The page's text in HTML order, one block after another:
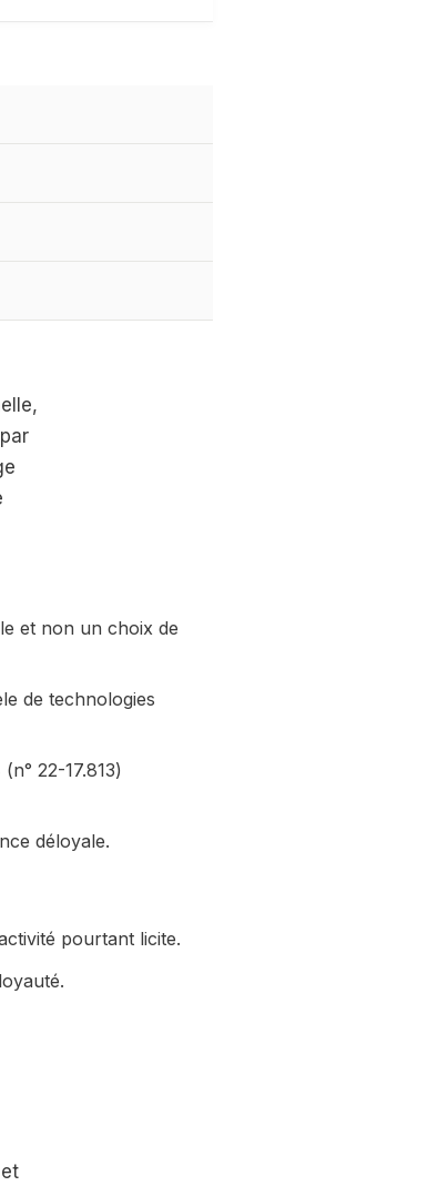
et non un choix de
de technologies
22-17.813)
déloyale.
pourtant licite.